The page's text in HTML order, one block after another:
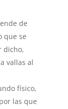
de
que se
dicho,
vallas al
físico,
las que